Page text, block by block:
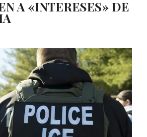
A «INTERESES» DE